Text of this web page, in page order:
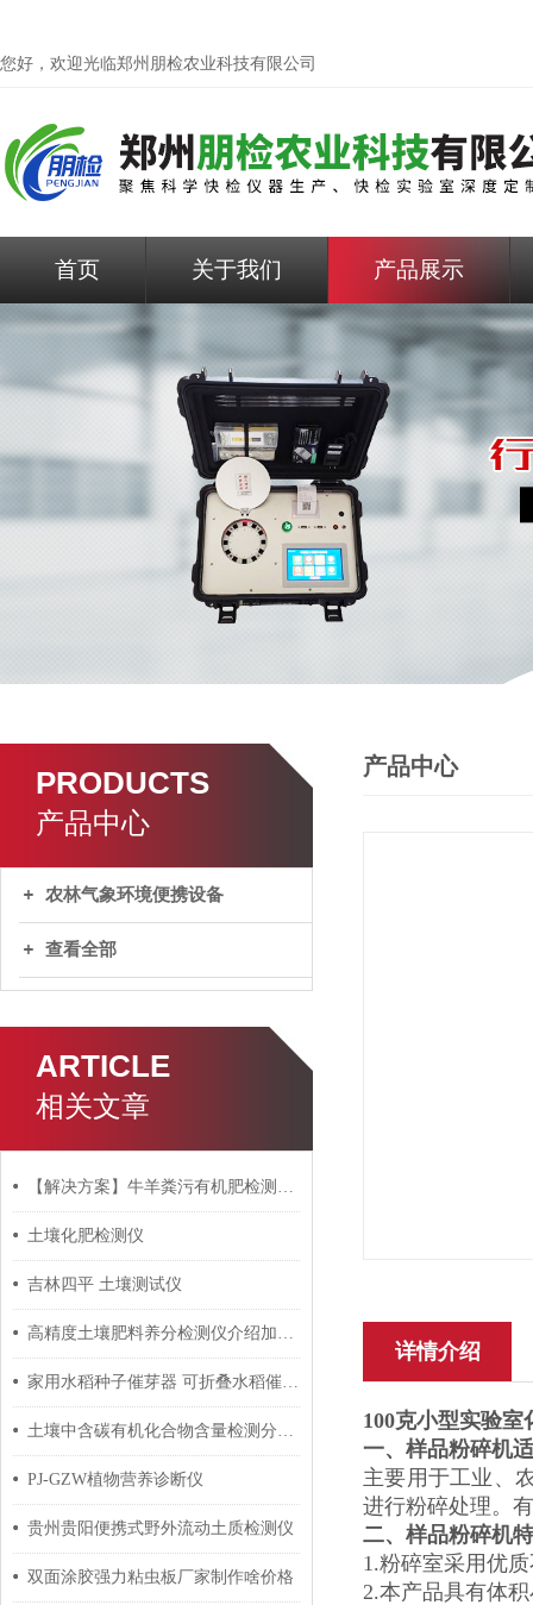
您好，欢迎光临郑州朋检农业科技有限公司
首页 关于我们 产品展示
PRODUCTS
产品中心
农林气象环境便携设备
查看全部
ARTICLE
相关文章
【解决方案】牛羊粪污有机肥检测实验室建设方案-有机肥料加工厂化验室配置
土壤化肥检测仪
吉林四平 土壤测试仪
高精度土壤肥料养分检测仪介绍加实用
家用水稻种子催芽器 可折叠水稻催芽桶
土壤中含碳有机化合物含量检测分析仪器
PJ-GZW植物营养诊断仪
贵州贵阳便携式野外流动土质检测仪
双面涂胶强力粘虫板厂家制作啥价格
产品中心
详情介绍
100克小型实验
一、 样品粉碎机
主要用于工业、
进行粉碎处理。
二、 样品粉碎机
1.粉碎室采用优
2.本产品具有体